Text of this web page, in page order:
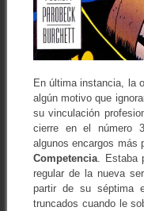
En última instancia, la
algún motivo que
su vinculación
cierre en el número
algunos encargos más
Competencia. Estaba
regular de la nueva
partir de su séptima
truncados cuando le